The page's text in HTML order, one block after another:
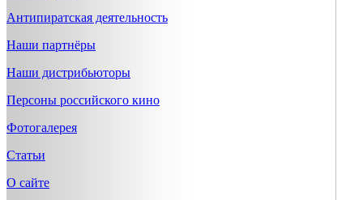
Антипиратская деятельность
Наши партнёры
Наши дистрибьюторы
Персоны российского кино
Фотогалерея
Статьи
О сайте